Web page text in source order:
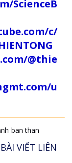
ScienceB
c/
@thie
u
ban than
BÀI VIẾT LIÊN